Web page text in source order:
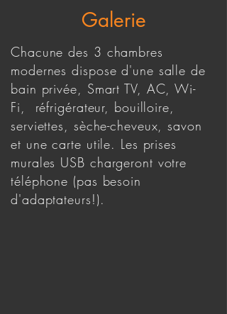
Galerie
Chacune des 3 chambres
modernes dispose d'une salle de
bain privée, Smart TV, AC, Wi-
Fi, réfrigérateur, bouilloire,
serviettes, sèche-cheveux, savon
et une carte utile. Les prises
murales USB chargeront votre
téléphone (pas besoin
d'adaptateurs!).